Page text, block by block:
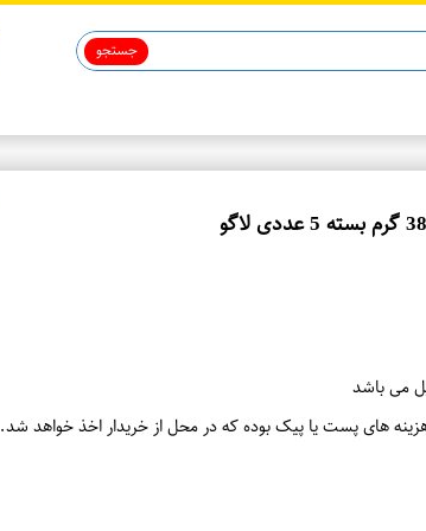
جستجو
و
می باشد
های پست یا پیک بوده که در محل از خریدار اخذ خواهد شد.